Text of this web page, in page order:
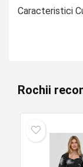
Caracteristici
Rochii